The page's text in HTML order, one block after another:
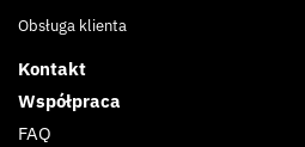
Obsługa klienta
Kontakt
Współpraca
FAQ